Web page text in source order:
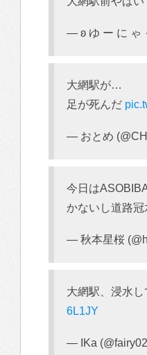
— ʚ ゆ ー に ゃ
大網駅が…
足が死んだ
— おとめ
今日は
かないし道路
— 秋本星桜
大網駅、浸水し
6L1JY
— IKa